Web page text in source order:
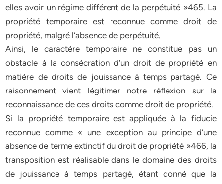
elles avoir un régime différent de la perpétuité »465. La
propriété temporaire est reconnue comme droit de
propriété, malgré l’absence de perpétuité.
Ainsi, le caractère temporaire ne constitue pas un
obstacle à la consécration d’un droit de propriété en
matière de droits de jouissance à temps partagé. Ce
raisonnement vient légitimer notre réflexion sur la
reconnaissance de ces droits comme droit de propriété.
Si la propriété temporaire est appliquée à la fiducie
reconnue comme « une exception au principe d’une
absence de terme extinctif du droit de propriété »466, la
transposition est réalisable dans le domaine des droits
de jouissance à temps partagé, étant donné que la